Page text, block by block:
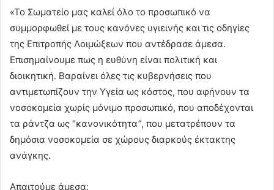
«Το Σωματείο μας καλεί όλο το προσωπικό να
συμμορφωθεί με τους κανόνες υγιεινής και τις οδηγίες
της Επιτροπής Λοιμώξεων που αντέδρασε άμεσα.
Επισημαίνουμε πως η ευθύνη είναι πολιτική και
διοικητική. Βαραίνει όλες τις κυβερνήσεις που
αντιμετωπίζουν την Υγεία ως κόστος, που αφήνουν τα
νοσοκομεία χωρίς μόνιμο προσωπικό, που αποδέχονται
τα ράντζα ως “κανονικότητα”, που μετατρέπουν τα
δημόσια νοσοκομεία σε χώρους διαρκούς έκτακτης
ανάγκης.
Απαιτούμε άμεσα: